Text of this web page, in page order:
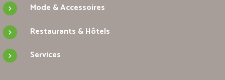
Mode & Accessoires
Restaurants & Hôtels
Services